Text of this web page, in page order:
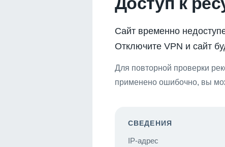
Сайт временно
Отключите VPN и сайт
Для повторной проверки
применено ошибочно, вы
СВЕДЕНИЯ
IP-адрес